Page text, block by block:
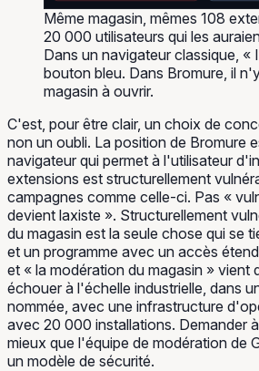
Même magasin, mêmes 108
20 000 utilisateurs qui les
Dans un navigateur classique, «
bouton bleu. Dans Bromure, il
magasin à ouvrir.
C'est, pour être clair, un choix de
non un oubli. La position de Bromure
navigateur qui permet à l'utilisateur
extensions est structurellement
campagnes comme celle-ci. Pas «
devient laxiste ». Structurellement
du magasin est la seule chose qui se
et un programme avec un accès
et « la modération du magasin » vient
échouer à l'échelle industrielle, dans
nommée, avec une infrastructure
avec 20 000 installations. Demander
mieux que l'équipe de modération de
un modèle de sécurité.